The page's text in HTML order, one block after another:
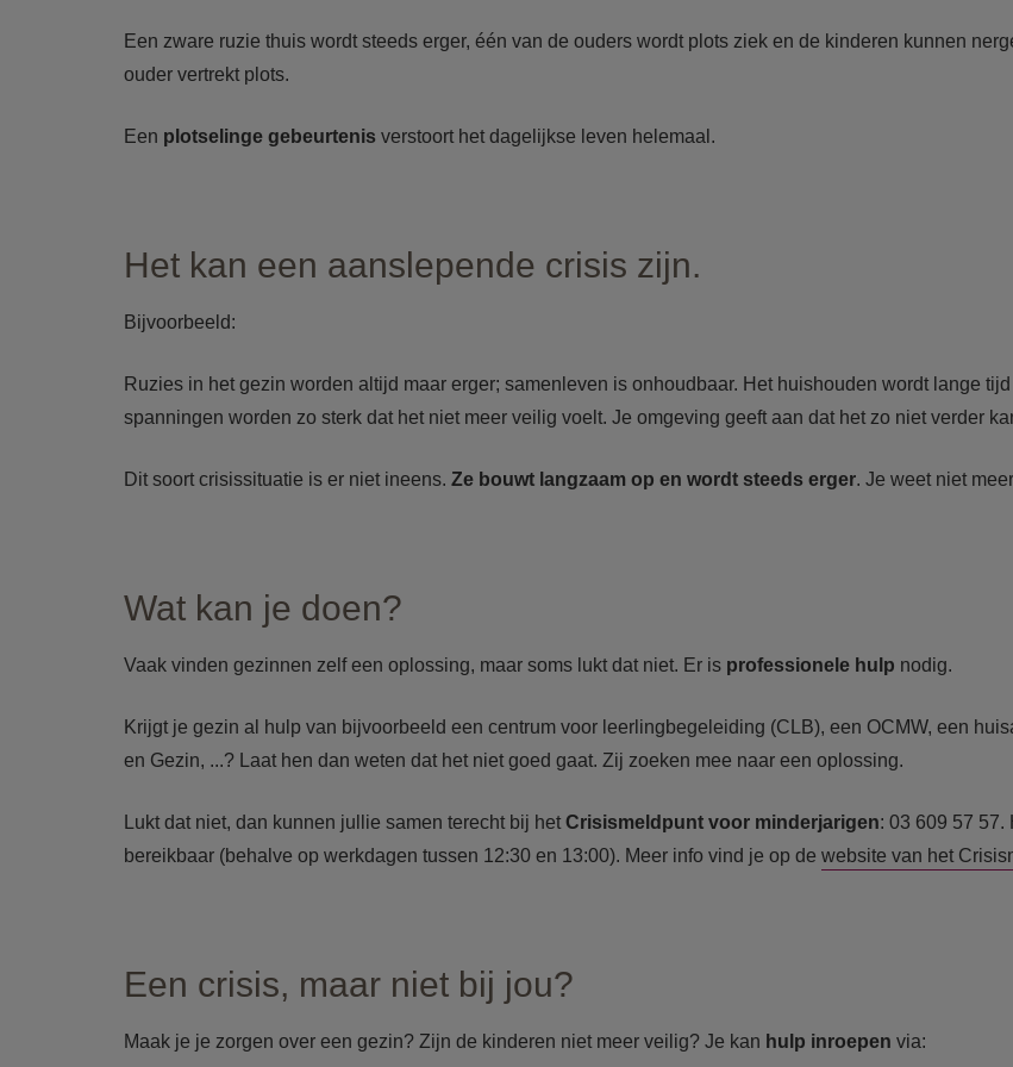
Een zware ruzie thuis wordt steeds erger, één van de ouders wordt plots ziek en de kinderen kunnen
ouder vertrekt plots.
Een plotselinge gebeurtenis verstoort het dagelijkse leven helemaal.
Het kan een aanslepende crisis zijn.
Bijvoorbeeld:
Ruzies in het gezin worden altijd maar erger; samenleven is onhoudbaar. Het huishouden wordt lange
spanningen worden zo sterk dat het niet meer veilig voelt. Je omgeving geeft aan dat het zo niet verder
Dit soort crisissituatie is er niet ineens. Ze bouwt langzaam op en wordt steeds erger. Je weet niet
Wat kan je doen?
Vaak vinden gezinnen zelf een oplossing, maar soms lukt dat niet. Er is professionele hulp nodig.
Krijgt je gezin al hulp van bijvoorbeeld een centrum voor leerlingbegeleiding (CLB), een OCMW, een
en Gezin, ...? Laat hen dan weten dat het niet goed gaat. Zij zoeken mee naar een oplossing.
Lukt dat niet, dan kunnen jullie samen terecht bij het Crisismel dpunt voor minderjarigen: 03 609 57
bereikbaar (behalve op werkdagen tussen 12:30 en 13:00). Meer info vind je op de website van het
Een crisis, maar niet bij jou?
Maak je je zorgen over een gezin? Zijn de kinderen niet meer veilig? Je kan hulp inroepen via: